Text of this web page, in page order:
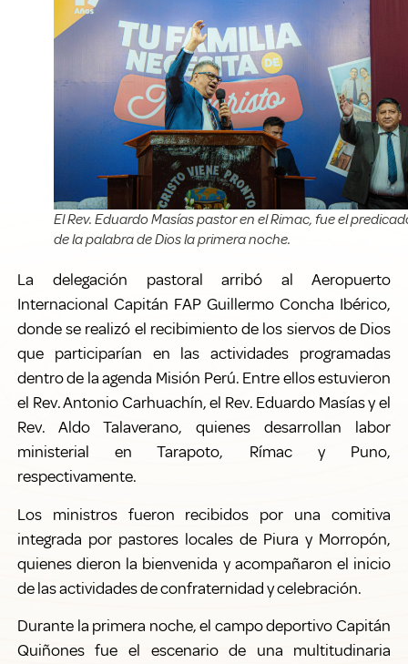
El Rev. Eduardo Masías pastor en el Rimac, fue el
de la palabra de Dios la primera noche.
La delegación pastoral arribó al Aeropuerto
Internacional Capitán FAP Guillermo Concha Ibérico,
donde se realizó el recibimiento de los siervos de Dios
que participarían en las actividades programadas
dentro de la agenda Misión Perú. Entre ellos estuvieron
el Rev. Antonio Carhuachín, el Rev. Eduardo Masías y el
Rev. Aldo Talaverano, quienes desarrollan labor
ministerial en Tarapoto, Rímac y Puno,
respectivamente.
Los ministros fueron recibidos por una comitiva
integrada por pastores locales de Piura y Morropón,
quienes dieron la bienvenida y acompañaron el inicio
de las actividades de confraternidad y celebración.
Durante la primera noche, el campo deportivo Capitán
Quiñones fue el escenario de una multitudinaria